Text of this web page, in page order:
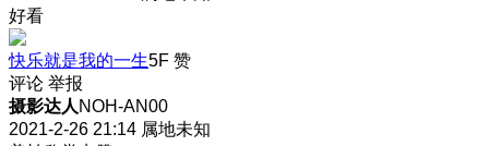
好看
快乐就是我的一生5F 赞
评论 举报
摄影达人 NOH-AN00
2021-2-26 21:14 属地未知